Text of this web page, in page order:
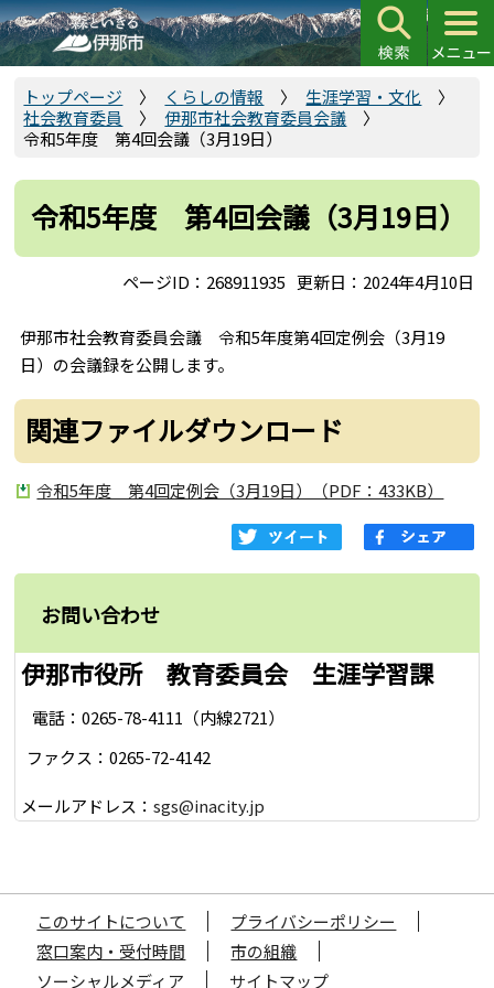
こ
の
ペ
先
トップページ くらしの情報
生涯学習・文化
社会教育委員
伊那市社会教育委員会議
令和5年度 第4回会議（3月19日）
令和5年度 第4回会議（3月19日）
ページID：268911935 更新日：2024年4月10日
伊那市社会教育委員会議 令和5年度第4回定例会（3月19
日）の会議録を公開します。
関連ファイルダウンロード
令和5年度 第4回定例会（3月19日）（PDF：433KB）
お問い合わせ
伊那市役所 教育委員会 生涯学習課
電話：0265-78-4111（内線2721）
ファクス：0265-72-4142
メールアドレス：sgs@inacity.jp
このサイトについて
プライバシーポリシー
窓口案内・受付時間
市の組織
ソーシャルメディア
サイトマップ